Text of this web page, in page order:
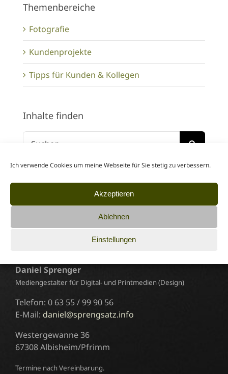
Ich verwende Cookies um meine Webseite für Sie stetig zu verbessern.
Akzeptieren
Ablehnen
Einstellungen
Themenbereiche
Fotografie
Kundenprojekte
Tipps für Kunden & Kollegen
Inhalte finden
Suche
Werbeagentur sprengsatz
Daniel Sprenger
Mediengestalter für Digital- und Printmedien (Design)
Telefon: 0 63 55 / 99 90 56
E-Mail: daniel@sprengsatz.info
Westergewanne 36
67308 Albisheim/Pfrimm
Termine nach Vereinbarung.